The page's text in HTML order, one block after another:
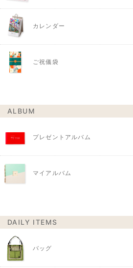
カレンダー
ご祝儀袋
ALBUM
プレゼントアルバム
マイアルバム
DAILY ITEMS
バッグ